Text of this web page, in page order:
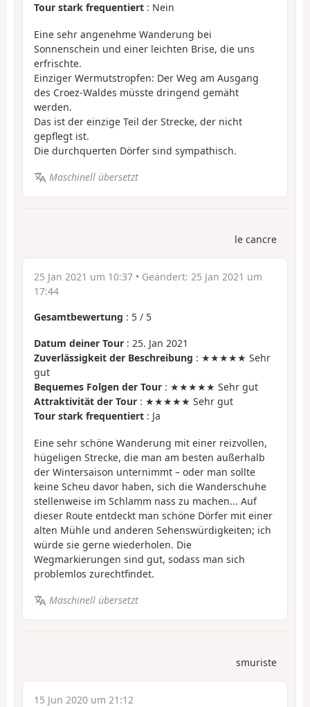
Tour stark frequentiert : Nein
Eine sehr angenehme Wanderung bei
Sonnenschein und einer leichten Brise, die uns
erfrischte.
Einziger Wermutstropfen: Der Weg am Ausgang
des Croez-Waldes müsste dringend gemäht
werden.
Das ist der einzige Teil der Strecke, der nicht
gepflegt ist.
Die durchquerten Dörfer sind sympathisch.
Maschinell übersetzt
le cancre
25 Jan 2021 um 10:37 • Geändert: 25 Jan 2021 um
17:44
Gesamtbewertung : 5 / 5
Datum deiner Tour : 25. Jan 2021
Zuverlässigkeit der Beschreibung : ★★★★★ Sehr
gut
Bequemes Folgen der Tour : ★★★★★ Sehr gut
Attraktivität der Tour : ★★★★★ Sehr gut
Tour stark frequentiert : Ja
Eine sehr schöne Wanderung mit einer reizvollen,
hügeligen Strecke, die man am besten außerhalb
der Wintersaison unternimmt – oder man sollte
keine Scheu davor haben, sich die Wanderschuhe
stellenweise im Schlamm nass zu machen... Auf
dieser Route entdeckt man schöne Dörfer mit einer
alten Mühle und anderen Sehenswürdigkeiten; ich
würde sie gerne wiederholen. Die
Wegmarkierungen sind gut, sodass man sich
problemlos zurechtfindet.
Maschinell übersetzt
smuriste
15 Jun 2020 um 21:12